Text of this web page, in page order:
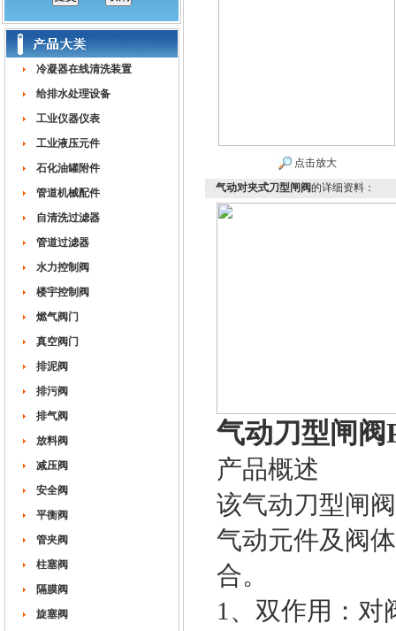
冷凝器在线清洗装置
给排水处理设备
工业仪器仪表
工业液压元件
石化油罐附件
管道机械配件
自清洗过滤器
管道过滤器
水力控制阀
楼宇控制阀
燃气阀门
真空阀门
排泥阀
排污阀
排气阀
放料阀
减压阀
安全阀
平衡阀
管夹阀
柱塞阀
隔膜阀
旋塞阀
点击放大
气动对夹式刀型闸阀的详细资料：
气动刀型闸阀
产品概述
该气动刀型闸
气动元件及阀
合。
1、双作用：对